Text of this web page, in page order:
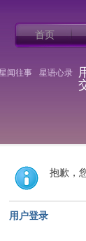
首页
闻往事 星语心录
抱歉，
用户登录